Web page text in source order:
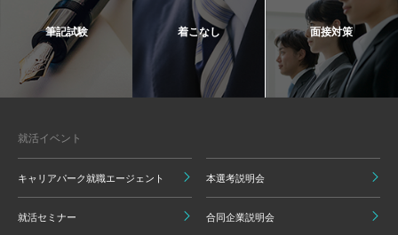
筆記試験 着こなし 面接対策
就活イベント
キャリアパーク就職エージェント 本選考説明会
就活セミナー 合同企業説明会